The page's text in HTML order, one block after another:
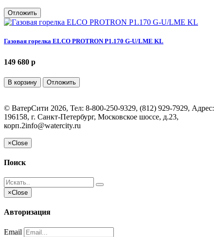
Отложить
Газовая горелка ELCO PROTRON P1.170 G-U/LME KL
149 680 p
В корзину Отложить
© ВатерСити 2026, Тел: 8-800-250-9329, (812) 929-7929, Адрес:
196158, г. Санкт-Петербург, Московское шоссе, д.23,
корп.2info@watercity.ru
×Close
Поиск
×Close
Авторизация
Email